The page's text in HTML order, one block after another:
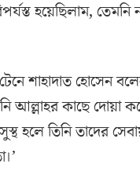
হয়েছিলাম,
শাহাদাত হোসেন
আল্লাহর কাছে দোয়া
হলে তিনি তাদের